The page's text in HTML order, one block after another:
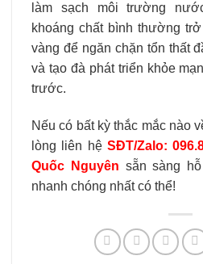
làm sạch môi trường
khoáng chất bình thường
vàng để ngăn chặn tổn thất
và tạo đà phát triển khỏe
trước.
Nếu có bất kỳ thắc mắc nào
lòng liên hệ SĐT/Zalo:
Quốc Nguyên sẵn sàng
nhanh chóng nhất có thể!